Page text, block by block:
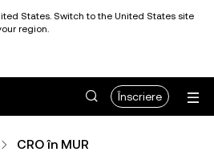
States. Switch to the United States site
region.
Înscriere
CRO în MUR